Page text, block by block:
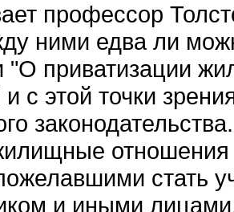
профессор
ними едва ли
приватизации
с этой точки
стать
и иными